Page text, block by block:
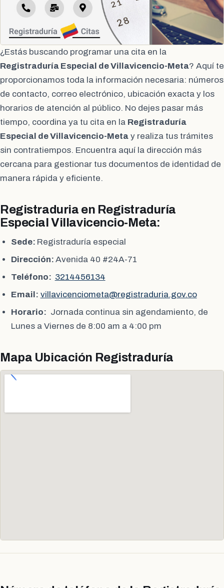
¿Estás buscando programar una cita en la
Registraduría Especial de Villavicencio-Meta? Aquí te
proporcionamos toda la información necesaria: números
de contacto, correo electrónico, ubicación exacta y los
horarios de atención al público. No dejes pasar más
tiempo, coordina ya tu cita en la Registraduría
Especial de Villavicencio-Meta y realiza tus trámites
sin contratiempos. Encuentra aquí la dirección más
cercana para gestionar tus documentos de identidad de
manera rápida y eficiente.
Registraduria en Registraduría
Especial Villavicencio-Meta:
Sede: Registraduría especial
Dirección: Avenida 40 #24A-71
Teléfono: 3214456134
Email: villavicenciometa@registraduria.gov.co
Horario: Jornada continua sin agendamiento, de
Lunes a Viernes de 8:00 am a 4:00 pm
Mapa Ubicación Registraduría